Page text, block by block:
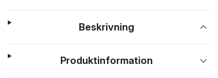
Beskrivning
Produktinformation